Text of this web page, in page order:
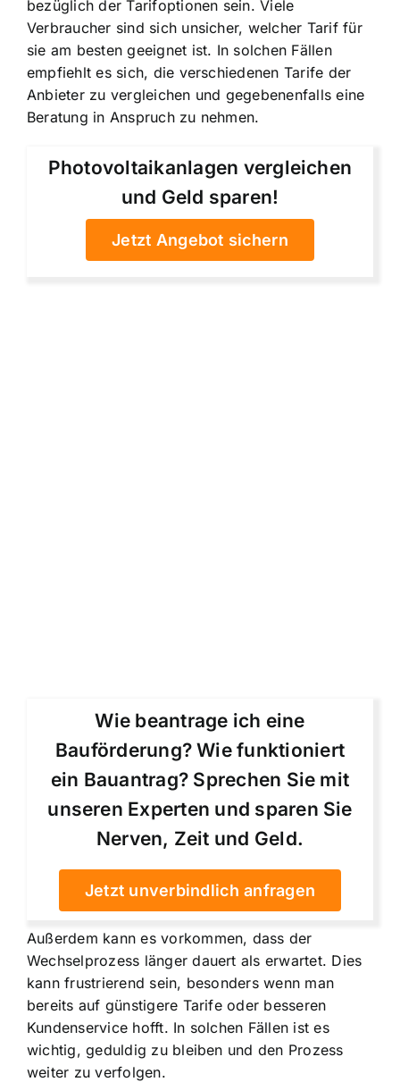
bezüglich der Tarifoptionen sein. Viele
Verbraucher sind sich unsicher, welcher Tarif für
sie am besten geeignet ist. In solchen Fällen
empfiehlt es sich, die verschiedenen Tarife der
Anbieter zu vergleichen und gegebenenfalls eine
Beratung in Anspruch zu nehmen.
Photovoltaikanlagen vergleichen
und Geld sparen!
Jetzt Angebot sichern
Wie beantrage ich eine
Bauförderung? Wie funktioniert
ein Bauantrag? Sprechen Sie mit
unseren Experten und sparen Sie
Nerven, Zeit und Geld.
Jetzt unverbindlich anfragen
Außerdem kann es vorkommen, dass der
Wechselprozess länger dauert als erwartet. Dies
kann frustrierend sein, besonders wenn man
bereits auf günstigere Tarife oder besseren
Kundenservice hofft. In solchen Fällen ist es
wichtig, geduldig zu bleiben und den Prozess
weiter zu verfolgen.